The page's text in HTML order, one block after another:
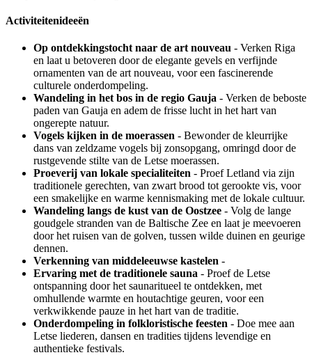
Activiteitenideeën
Op ontdekkingstocht naar de art nouveau - Verken Riga
en laat u betoveren door de elegante gevels en verfijnde
ornamenten van de art nouveau, voor een fascinerende
culturele onderdompeling.
Wandeling in het bos in de regio Gauja - Verken de beboste
paden van Gauja en adem de frisse lucht in het hart van
ongerepte natuur.
Vogels kijken in de moerassen - Bewonder de kleurrijke
dans van zeldzame vogels bij zonsopgang, omringd door de
rustgevende stilte van de Letse moerassen.
Proeverij van lokale specialiteiten - Proef Letland via zijn
traditionele gerechten, van zwart brood tot gerookte vis, voor
een smakelijke en warme kennismaking met de lokale cultuur.
Wandeling langs de kust van de Oostzee - Volg de lange
goudgele stranden van de Baltische Zee en laat je meevoeren
door het ruisen van de golven, tussen wilde duinen en geurige
dennen.
Verkenning van middeleeuwse kastelen -
Ervaring met de traditionele sauna - Proef de Letse
ontspanning door het saunaritueel te ontdekken, met
omhullende warmte en houtachtige geuren, voor een
verkwikkende pauze in het hart van de traditie.
Onderdompeling in folkloristische feesten - Doe mee aan
Letse liederen, dansen en tradities tijdens levendige en
authentieke festivals.